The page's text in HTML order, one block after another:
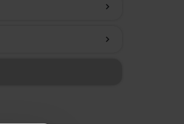
chevron_right
chevron_right